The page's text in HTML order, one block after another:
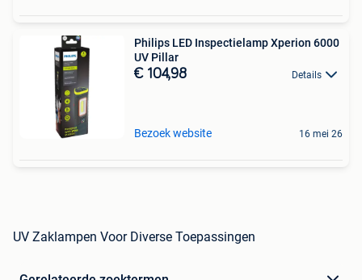
Philips LED Inspectielamp Xperion 6000
UV Pillar
€ 104,98 Details
Bezoek website 16 mei 26
UV Zaklampen Voor Diverse Toepassingen